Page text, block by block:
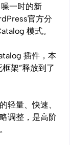
一时的新
官方分
模式。
插件，本
架”释放到了
轻量、快速、
调整，是高阶